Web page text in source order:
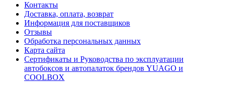
Контакты
Доставка, оплата, возврат
Информация для поставщиков
Отзывы
Обработка персональных данных
Карта сайта
Сертификаты и Руководства по эксплуатации
автобоксов и автопалаток брендов YUAGO и
COOLBOX